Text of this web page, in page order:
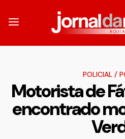
POLICIAL/
Motorista de
encontrado